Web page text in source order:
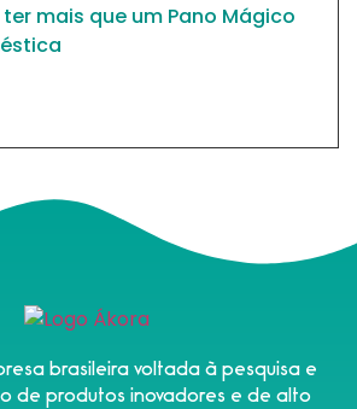
mais que um Pano Mágico
brasileira voltada à pesquisa e
de produtos inovadores e de alto